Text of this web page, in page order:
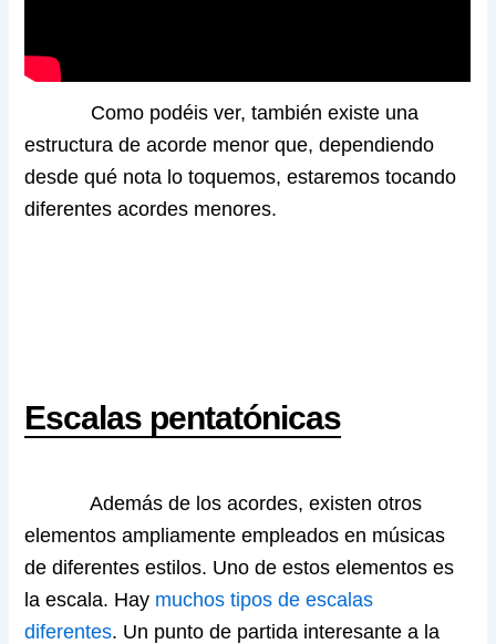
Como podéis ver, también existe una
estructura de acorde menor que, dependiendo
desde qué nota lo toquemos, estaremos tocando
diferentes acordes menores.
Escalas pentatónicas
Además de los acordes, existen otros
elementos ampliamente empleados en músicas
de diferentes estilos. Uno de estos elementos es
la escala. Hay muchos tipos de escalas
diferentes. Un punto de partida interesante a la